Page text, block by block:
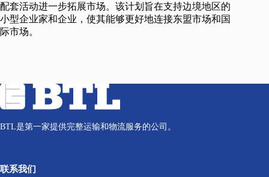
配套活动进一步拓展市场。该计划旨在支持边境地区的
小型企业家和企业，使其能够更好地连接东盟市场和国
际市场。
BTL是第一家提供完整运输和物流服务的公司。
联系我们